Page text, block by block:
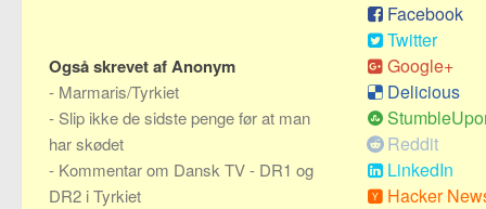
Facebook
Twitter
Google+
Delicious
Reddit
LinkedIn
Hacker
Også skrevet af Anonym
- Marmaris/Tyrkiet
- Slip ikke de sidste penge før at man
har skødet
- Kommentar om Dansk TV - DR1 og
DR2 i Tyrkiet